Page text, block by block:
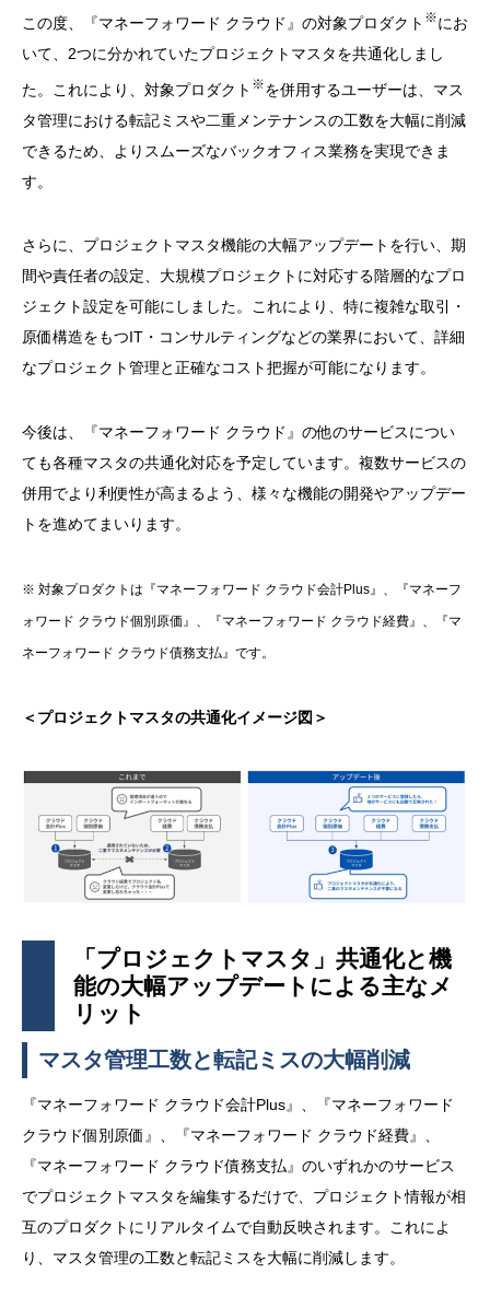
この度、『マネーフォワード クラウド』の対象プロダクト ※にお
いて、2つに分かれていたプロジェクトマスタを共通化しまし
た。これにより、対象プロダクト ※を併用するユーザーは、マス
タ管理における転記ミスや二重メンテナンスの工数を大幅に削減
できるため、よりスムーズなバックオフィス業務を実現できま
す。
さらに、プロジェクトマスタ機能の大幅アップデートを行い、期
間や責任者の設定、大規模プロジェクトに対応する階層的なプロ
ジェクト設定を可能にしました。これにより、特に複雑な取引・
原価構造をもつIT・コンサルティングなどの業界において、詳細
なプロジェクト管理と正確なコスト把握が可能になります。
今後は、『マネーフォワード クラウド』の他のサービスについ
ても各種マスタの共通化対応を予定しています。複数サービスの
併用でより利便性が高まるよう、様々な機能の開発やアップデー
トを進めてまいります。
※ 対象プロダクトは『マネーフォワード クラウド会計Plus』、『マネーフ
ォワード クラウド個別原価』、『マネーフォワード クラウド経費』、『マ
ネーフォワード クラウド債務支払』です。
＜プロジェクトマスタの共通化イメージ図＞
「プロジェクトマスタ」共通化と機
能の大幅アップデートによる主なメ
リット
マスタ管理工数と転記ミスの大幅削減
『マネーフォワード クラウド会計Plus』、『マネーフォワード
クラウド個別原価』、『マネーフォワード クラウド経費』、
『マネーフォワード クラウド債務支払』のいずれかのサービス
でプロジェクトマスタを編集するだけで、プロジェクト情報が相
互のプロダクトにリアルタイムで自動反映されます。これによ
り、マスタ管理の工数と転記ミスを大幅に削減します。